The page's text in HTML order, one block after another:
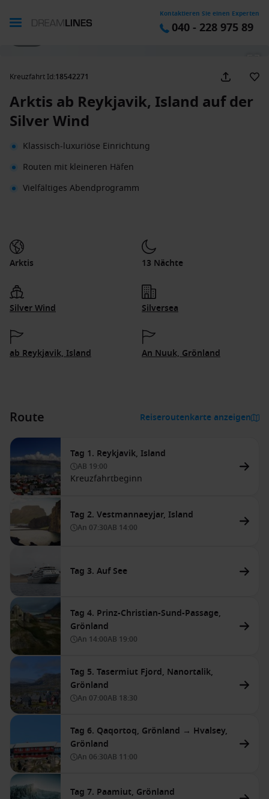
Kontaktieren Sie einen Experten
040 - 228 975 89
Kreuzfahrt Id:18542271
Arktis ab Reykjavik, Island auf der
Silver Wind
Klassisch-luxuriöse Einrichtung
Routen mit kleineren Häfen
Vielfältiges Abendprogramm
Arktis 13 Nächte
Silver Wind Silversea
ab Reykjavik, Island An Nuuk, Grönland
Route Reiseroutenkarte anzeigen
Tag 1. Reykjavik, Island
AB 19:00
Kreuzfahrtbeginn
Tag 2. Vestmannaeyjar, Island
An 07:30AB 14:00
Tag 3. Auf See
Tag 4. Prinz-Christian-Sund-Passage,
Grönland
An 14:00AB 19:00
Tag 5. Tasermiut Fjord, Nanortalik,
Grönland
An 07:00AB 18:30
Tag 6. Qaqortoq, Grönland → Hvalsey,
Grönland
An 06:30AB 11:00
Tag 7. Paamiut, Grönland